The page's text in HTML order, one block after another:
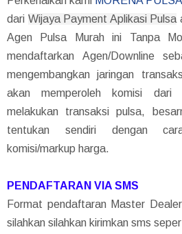
dari Wijaya Payment Aplikasi Pulsa
Agen Pulsa Murah ini Tanpa
mendaftarkan Agen/Downline
mengembangkan jaringan
akan memperoleh komisi dari
melakukan transaksi pulsa,
tentukan sendiri dengan
komisi/markup harga.
PENDAFTARAN VIA SMS
Format pendaftaran Master
silahkan silahkan kirimkan sms